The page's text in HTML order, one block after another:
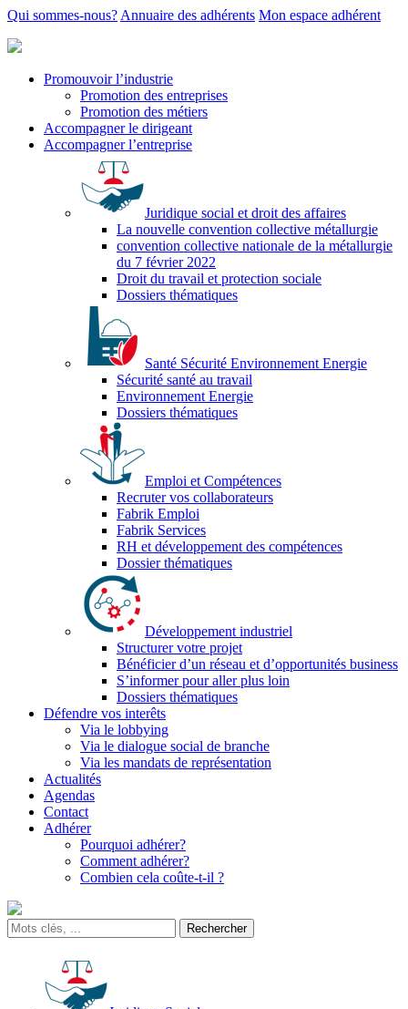
Qui sommes-nous? Annuaire des adhérents Mon espace adhérent
Promouvoir l’industrie
Promotion des entreprises
Promotion des métiers
Accompagner le dirigeant
Accompagner l’entreprise
Juridique social et droit des affaires
La nouvelle convention collective métallurgie
convention collective nationale de la métallurgie
du 7 février 2022
Droit du travail et protection sociale
Dossiers thématiques
Santé Sécurité Environnement Energie
Sécurité santé au travail
Environnement Energie
Dossiers thématiques
Emploi et Compétences
Recruter vos collaborateurs
Fabrik Emploi
Fabrik Services
RH et développement des compétences
Dossier thématiques
Développement industriel
Structurer votre projet
Bénéficier d’un réseau et d’opportunités business
S’informer pour aller plus loin
Dossiers thématiques
Défendre vos interêts
Via le lobbying
Via le dialogue social de branche
Via les mandats de représentation
Actualités
Agendas
Contact
Adhérer
Pourquoi adhérer?
Comment adhérer?
Combien cela coûte-t-il ?